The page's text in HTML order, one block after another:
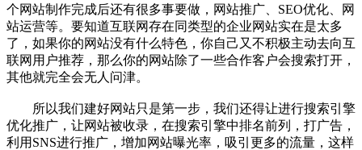
个网站制作完成后还有很多事要做，网站推广、SEO优化、网
站运营等。要知道互联网存在同类型的企业网站实在是太多
了，如果你的网站没有什么特色，你自己又不积极主动去向互
联网用户推荐，那么你的网站除了一些合作客户会搜索打开，
其他就完全会无人问津。
所以我们建好网站只是第一步，我们还得让进行搜索引擎
优化推广，让网站被收录，在搜索引擎中排名前列，打广告，
利用SNS进行推广，增加网站曝光率，吸引更多的流量，这样